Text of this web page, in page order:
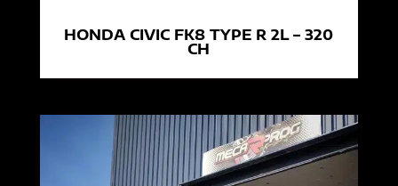
HONDA CIVIC FK8 TYPE R 2L – 320
CH